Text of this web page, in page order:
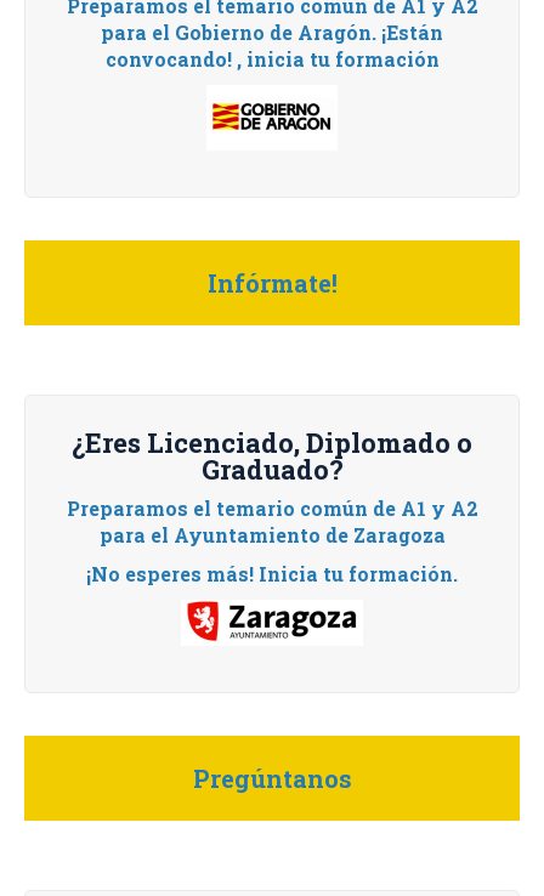
Preparamos el temario común de A1 y A2
para el Gobierno de Aragón. ¡Están
convocando! , inicia tu formación
Infórmate!
¿Eres Licenciado, Diplomado o
Graduado?
Preparamos el temario común de A1 y A2
para el Ayuntamiento de Zaragoza
¡No esperes más! Inicia tu formación.
Pregúntanos